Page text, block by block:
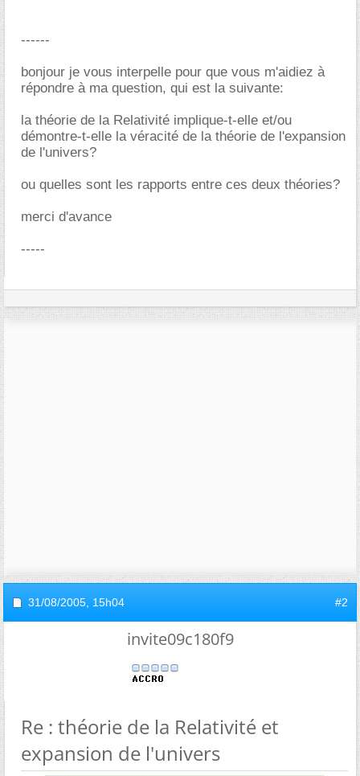
------
bonjour je vous interpelle pour que vous m'aidiez à
répondre à ma question, qui est la suivante:
la théorie de la Relativité implique-t-elle et/ou
démontre-t-elle la véracité de la théorie de l'expansion
de l'univers?
ou quelles sont les rapports entre ces deux théories?
merci d'avance
-----
31/08/2005, 15h04 #2
invite09c180f9
Re : théorie de la Relativité et
expansion de l'univers